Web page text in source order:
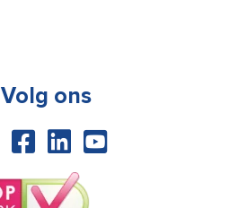
Volg ons